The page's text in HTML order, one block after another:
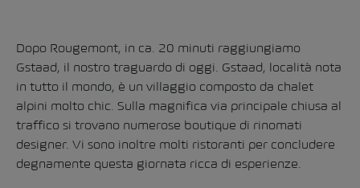
Dopo Rougemont, in ca. 20 minuti raggiungiamo
Gstaad, il nostro traguardo di oggi. Gstaad, località nota
in tutto il mondo, è un villaggio composto da chalet
alpini molto chic. Sulla magnifica via principale chiusa al
traffico si trovano numerose boutique di rinomati
designer. Vi sono inoltre molti ristoranti per concludere
degnamente questa giornata ricca di esperienze.